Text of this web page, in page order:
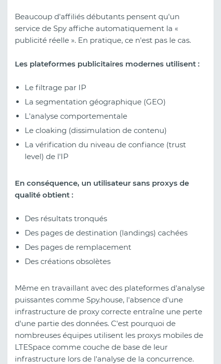
Beaucoup d'affiliés débutants pensent qu'un
service de Spy affiche automatiquement la «
publicité réelle ». En pratique, ce n'est pas le cas.
Les plateformes publicitaires modernes utilisent :
Le filtrage par IP
La segmentation géographique (GEO)
L'analyse comportementale
Le cloaking (dissimulation de contenu)
La vérification du niveau de confiance (trust
level) de l'IP
En conséquence, un utilisateur sans proxys de
qualité obtient :
Des résultats tronqués
Des pages de destination (landings) cachées
Des pages de remplacement
Des créations obsolètes
Même en travaillant avec des plateformes d'analyse
puissantes comme Spy.house, l'absence d'une
infrastructure de proxy correcte entraîne une perte
d'une partie des données. C'est pourquoi de
nombreuses équipes utilisent les proxys mobiles de
LTESpace comme couche de base de leur
infrastructure lors de l'analyse de la concurrence.